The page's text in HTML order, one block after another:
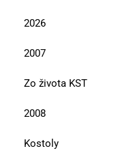
2026
2007
Zo života KST
2008
Kostoly